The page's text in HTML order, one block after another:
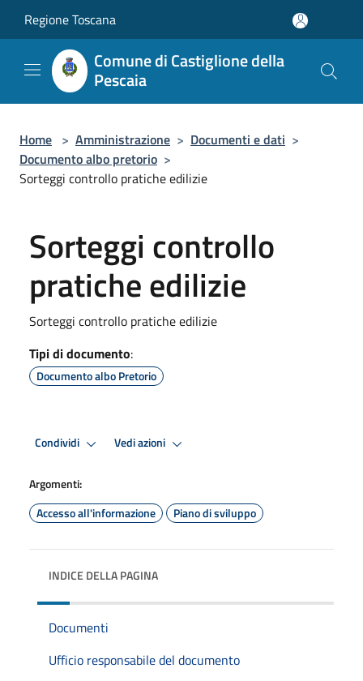
Regione Toscana
Comune di Castiglione della
Pescaia
Home > Amministrazione > Documenti e dati >
Documento albo pretorio >
Sorteggi controllo pratiche edilizie
Sorteggi controllo
pratiche edilizie
Sorteggi controllo pratiche edilizie
Tipi di documento:
Documento albo Pretorio
Condividi Vedi azioni
Argomenti:
Accesso all'informazione
Piano di sviluppo
INDICE DELLA PAGINA
Documenti
Ufficio responsabile del documento